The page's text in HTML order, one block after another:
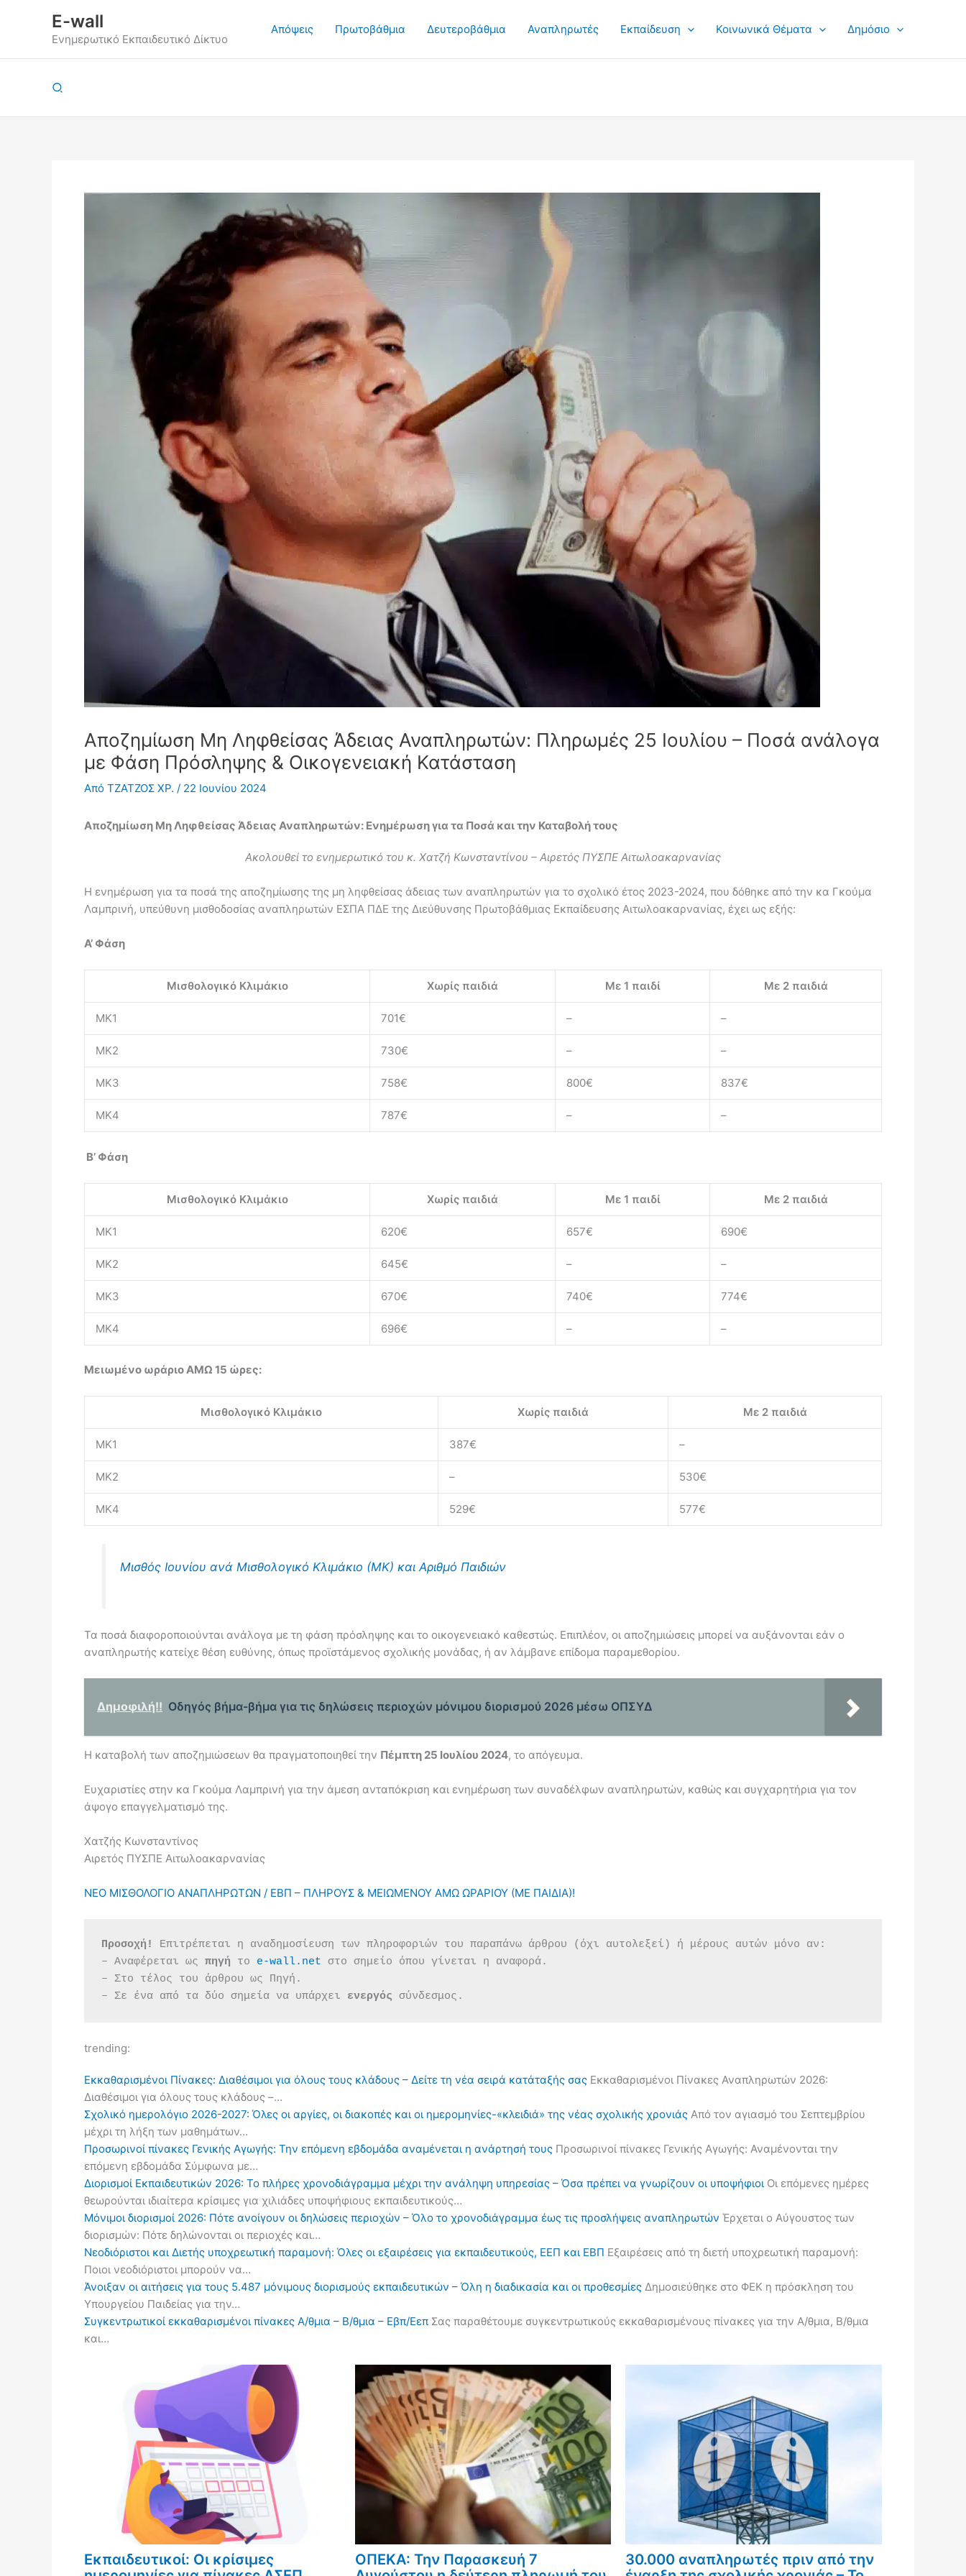
περιεχόμενο
E-wall
Ενημερωτικό Εκπαιδευτικό Δίκτυο
Απόψεις Πρωτοβάθμια Δευτεροβάθμια Αναπληρωτές Εκπαίδευση Κοινωνικά Θέματα Δημόσιο
Αναζήτηση
Αποζημίωση Μη Ληφθείσας Άδειας Αναπληρωτών: Πληρωμές 25 Ιουλίου – Ποσά ανάλογα
με Φάση Πρόσληψης & Οικογενειακή Κατάσταση
Από ΤΖΑΤΖΟΣ ΧΡ. / 22 Ιουνίου 2024
Αποζημίωση Μη Ληφθείσας Άδειας Αναπληρωτών: Ενημέρωση για τα Ποσά και την Καταβολή τους
Ακολουθεί το ενημερωτικό του κ. Χατζή Κωνσταντίνου – Αιρετός ΠΥΣΠΕ Αιτωλοακαρνανίας
Η ενημέρωση για τα ποσά της αποζημίωσης της μη ληφθείσας άδειας των αναπληρωτών για το σχολικό έτος 2023-2024, που δόθηκε από την κα Γκούμα
Λαμπρινή, υπεύθυνη μισθοδοσίας αναπληρωτών ΕΣΠΑ ΠΔΕ της Διεύθυνσης Πρωτοβάθμιας Εκπαίδευσης Αιτωλοακαρνανίας, έχει ως εξής:
Α’ Φάση
Μισθολογικό Κλιμάκιο Χωρίς παιδιά Με 1 παιδί Με 2 παιδιά
ΜΚ1 701€ – –
ΜΚ2 730€ – –
ΜΚ3 758€ 800€ 837€
ΜΚ4 787€ – –
Β’ Φάση
Μισθολογικό Κλιμάκιο Χωρίς παιδιά Με 1 παιδί Με 2 παιδιά
ΜΚ1 620€ 657€ 690€
ΜΚ2 645€ – –
ΜΚ3 670€ 740€ 774€
ΜΚ4 696€ – –
Μειωμένο ωράριο ΑΜΩ 15 ώρες:
Μισθολογικό Κλιμάκιο Χωρίς παιδιά Με 2 παιδιά
ΜΚ1 387€ –
ΜΚ2 – 530€
ΜΚ4 529€ 577€
Μισθός Ιουνίου ανά Μισθολογικό Κλιμάκιο (ΜΚ) και Αριθμό Παιδιών
Τα ποσά διαφοροποιούνται ανάλογα με τη φάση πρόσληψης και το οικογενειακό καθεστώς. Επιπλέον, οι αποζημιώσεις μπορεί να αυξάνονται εάν ο
αναπληρωτής κατείχε θέση ευθύνης, όπως προϊστάμενος σχολικής μονάδας, ή αν λάμβανε επίδομα παραμεθορίου.
Δημοφιλή!! Οδηγός βήμα-βήμα για τις δηλώσεις περιοχών μόνιμου διορισμού 2026 μέσω ΟΠΣΥΔ
Η καταβολή των αποζημιώσεων θα πραγματοποιηθεί την Πέμπτη 25 Ιουλίου 2024, το απόγευμα.
Ευχαριστίες στην κα Γκούμα Λαμπρινή για την άμεση ανταπόκριση και ενημέρωση των συναδέλφων αναπληρωτών, καθώς και συγχαρητήρια για τον
άψογο επαγγελματισμό της.
Χατζής Κωνσταντίνος
Αιρετός ΠΥΣΠΕ Αιτωλοακαρνανίας
ΝΕΟ ΜΙΣΘΟΛΟΓΙΟ ΑΝΑΠΛΗΡΩΤΩΝ / ΕΒΠ – ΠΛΗΡΟΥΣ & ΜΕΙΩΜΕΝΟΥ ΑΜΩ ΩΡΑΡΙΟΥ (ΜΕ ΠΑΙΔΙΑ)!
Προσοχή!
Επιτρέπεται η αναδημοσίευση των πληροφοριών του παραπάνω άρθρου (όχι αυτολεξεί) ή μέρους αυτών μόνο αν:
– Αναφέρεται ως πηγή το e-wall.net στο σημείο όπου γίνεται η αναφορά.
– Στο τέλος του άρθρου ως Πηγή.
– Σε ένα από τα δύο σημεία να υπάρχει ενεργός σύνδεσμος.
trending:
Εκκαθαρισμένοι Πίνακες: Διαθέσιμοι για όλους τους κλάδους – Δείτε τη νέα σειρά κατάταξής σας Εκκαθαρισμένοι Πίνακες Αναπληρωτών 2026:
Διαθέσιμοι για όλους τους κλάδους –…
Σχολικό ημερολόγιο 2026-2027: Όλες οι αργίες, οι διακοπές και οι ημερομηνίες-«κλειδιά» της νέας σχολικής χρονιάς Από τον αγιασμό του Σεπτεμβρίου
μέχρι τη λήξη των μαθημάτων…
Προσωρινοί πίνακες Γενικής Αγωγής: Την επόμενη εβδομάδα αναμένεται η ανάρτησή τους Προσωρινοί πίνακες Γενικής Αγωγής: Αναμένονται την
επόμενη εβδομάδα Σύμφωνα με…
Διορισμοί Εκπαιδευτικών 2026: Το πλήρες χρονοδιάγραμμα μέχρι την ανάληψη υπηρεσίας – Όσα πρέπει να γνωρίζουν οι υποψήφιοι Οι επόμενες ημέρες
θεωρούνται ιδιαίτερα κρίσιμες για χιλιάδες υποψήφιους εκπαιδευτικούς…
Μόνιμοι διορισμοί 2026: Πότε ανοίγουν οι δηλώσεις περιοχών – Όλο το χρονοδιάγραμμα έως τις προσλήψεις αναπληρωτών Έρχεται ο Αύγουστος των
διορισμών: Πότε δηλώνονται οι περιοχές και…
Νεοδιόριστοι και Διετής υποχρεωτική παραμονή: Όλες οι εξαιρέσεις για εκπαιδευτικούς, ΕΕΠ και ΕΒΠ Εξαιρέσεις από τη διετή υποχρεωτική παραμονή:
Ποιοι νεοδιόριστοι μπορούν να…
Άνοιξαν οι αιτήσεις για τους 5.487 μόνιμους διορισμούς εκπαιδευτικών – Όλη η διαδικασία και οι προθεσμίες Δημοσιεύθηκε στο ΦΕΚ η πρόσκληση του
Υπουργείου Παιδείας για την…
Συγκεντρωτικοί εκκαθαρισμένοι πίνακες Α/θμια – Β/θμια – Εβπ/Εεπ Σας παραθέτουμε συγκεντρωτικούς εκκαθαρισμένους πίνακες για την Α/θμια, Β/θμια
και…
Εκπαιδευτικοί: Οι κρίσιμες
ΟΠΕΚΑ: Την Παρασκευή 7
30.000 αναπληρωτές πριν από την